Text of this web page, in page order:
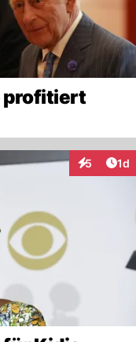
profitiert
5 1d